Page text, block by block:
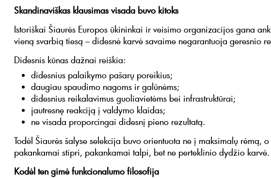
Skandinaviškas klausimas visada buvo kitoks
Istoriškai Šiaurės Europos ūkininkai ir veisimo organizacijos gana
vieną svarbią tiesą – didesnė karvė savaime negarantuoja geresnio
Didesnis kūnas dažnai reiškia:
didesnius palaikymo pašarų poreikius;
daugiau spaudimo nagoms ir galūnėms;
didesnius reikalavimus guoliavietėms bei infrastruktūrai;
jautresnę reakciją į valdymo klaidas;
ne visada proporcingai didesnį pieno rezultatą.
Todėl Šiaurės šalyse selekcija buvo orientuota ne į maksimalų rėmą,
pakankamai stipri, pakankamai talpi, bet ne perteklinio dydžio karvė.
Kodėl ten gimė funkcionalumo filosofija